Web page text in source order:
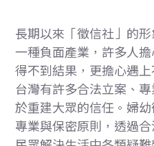
長期以來「徵信社」的
一種負面產業，許多人
得不到結果，更擔心遇
台灣有許多合法立案、
於重建大眾的信任。婦
專業與保密原則，透過